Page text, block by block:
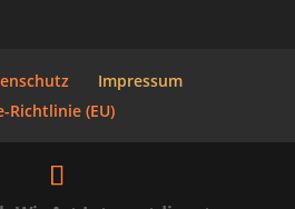
Impressum
Richtlinie (EU)